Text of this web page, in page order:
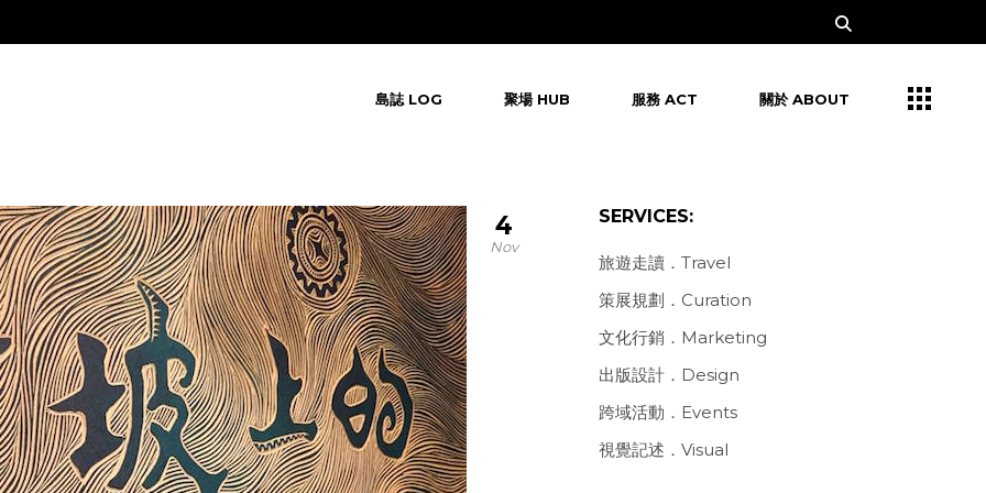
島誌 LOG 聚場 HUB 服務 ACT 關於 ABOUT
4
Nov
SERVICES:
旅遊走讀．Travel
策展規劃．Curation
文化行銷．Marketing
出版設計．Design
跨域活動．Events
視覺記述．Visual